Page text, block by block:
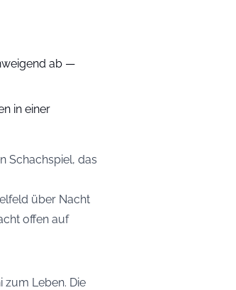
ab —
in einer
Schachspiel, das
über Nacht
offen auf
zum Leben. Die